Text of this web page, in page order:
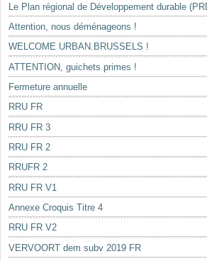
Le Plan régional de Développement durable
Attention, nous déménageons !
WELCOME URBAN.BRUSSELS !
ATTENTION, guichets primes !
Fermeture annuelle
RRU FR
RRU FR 3
RRU FR 2
RRUFR 2
RRU FR V1
Annexe Croquis Titre 4
RRU FR V2
VERVOORT dem subv 2019 FR